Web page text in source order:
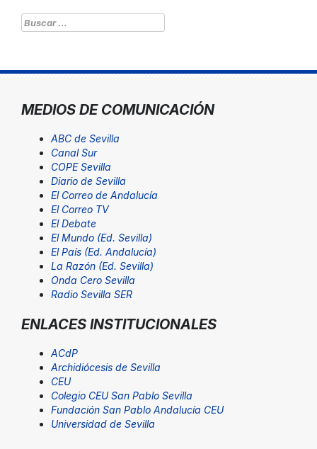
Buscar:
MEDIOS DE COMUNICACIÓN
ABC de Sevilla
Canal Sur
COPE Sevilla
Diario de Sevilla
El Correo de Andalucía
El Correo TV
El Debate
El Mundo (Ed. Sevilla)
El País (Ed. Andalucía)
La Razón (Ed. Sevilla)
Onda Cero Sevilla
Radio Sevilla SER
ENLACES INSTITUCIONALES
ACdP
Archidiócesis de Sevilla
CEU
Colegio CEU San Pablo Sevilla
Fundación San Pablo Andalucía CEU
Universidad de Sevilla